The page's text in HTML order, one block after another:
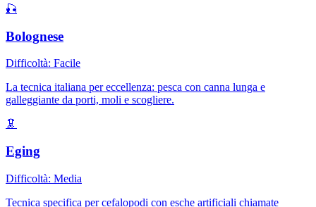
🎣
Bolognese
Difficoltà: Facile
La tecnica italiana per eccellenza: pesca con canna lunga e
galleggiante da porti, moli e scogliere.
🦑
Eging
Difficoltà: Media
Tecnica specifica per cefalopodi con esche artificiali chiamate